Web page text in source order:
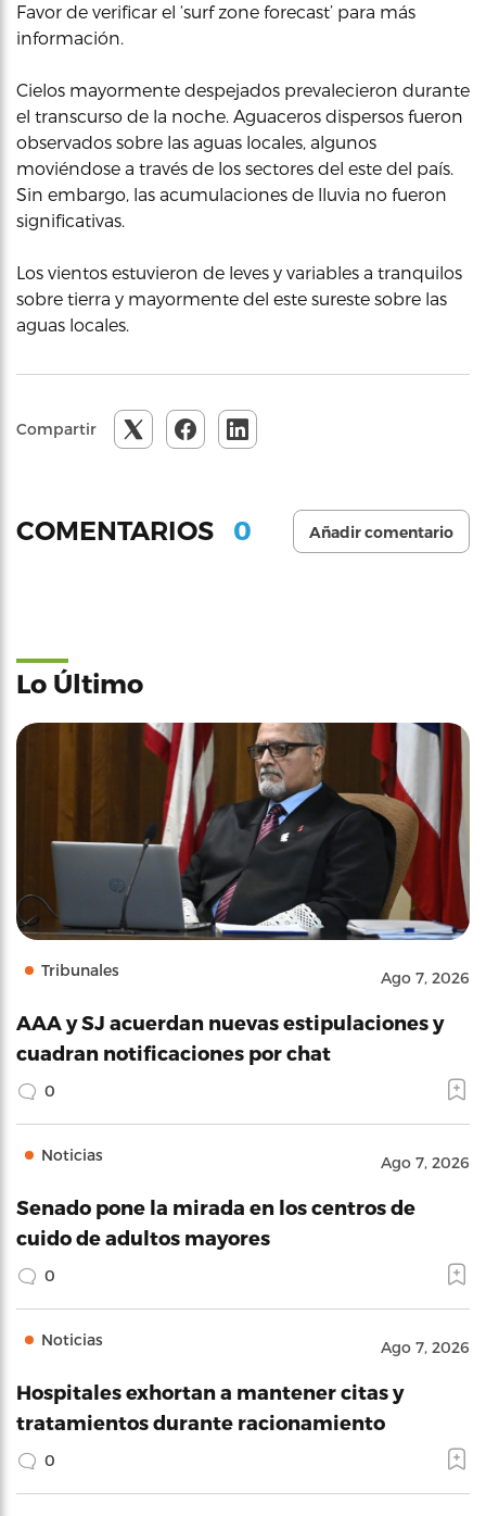
Favor de verificar el ‘surf zone forecast’ para más
información.
Cielos mayormente despejados prevalecieron durante
el transcurso de la noche. Aguaceros dispersos fueron
observados sobre las aguas locales, algunos
moviéndose a través de los sectores del este del país.
Sin embargo, las acumulaciones de lluvia no fueron
significativas.
Los vientos estuvieron de leves y variables a tranquilos
sobre tierra y mayormente del este sureste sobre las
aguas locales.
Compartir
COMENTARIOS 0 Añadir comentario
Lo Último
Tribunales Ago 7, 2026
AAA y SJ acuerdan nuevas estipulaciones y
cuadran notificaciones por chat
0
Noticias Ago 7, 2026
Senado pone la mirada en los centros de
cuido de adultos mayores
0
Noticias Ago 7, 2026
Hospitales exhortan a mantener citas y
tratamientos durante racionamiento
0